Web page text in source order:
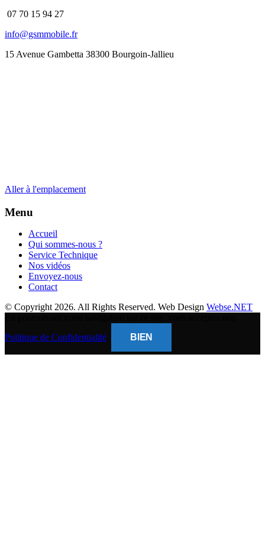
07 70 15 94 27
info@gsmmobile.fr
15 Avenue Gambetta 38300 Bourgoin-Jallieu
Aller à l'emplacement
Menu
Accueil
Qui sommes-nous ?
Service Technique
Nos vidéos
Envoyez-nous
Contact
© Copyright 2026. All Rights Reserved. Web Design Webse.NET
Politique de Confidentialité
BIEN